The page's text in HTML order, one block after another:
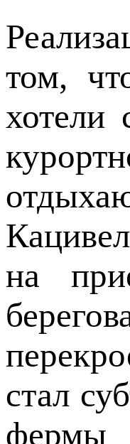
том,
хотели
на
стал
фермы